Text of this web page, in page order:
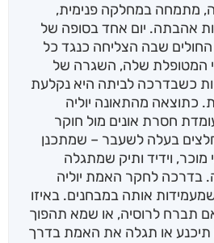
מתמחה במחלקה פנימית,
אהבתה. יום אחד בסופה של
שבה הצליחה כנגד כל
המטופלת שלה, השגרה של
כשבדרכה לביתה היא נקלעת
כתוצאה מהתאונה יוליה
חסרת אונים מול חוקר
בעלה לשעבר – שמתכנן
מוכר, וידיד ותיק שמתגלה
בדרכה לחקר האמת יוליה
אותה במבחנים. באיזו
תברח לרוסיה, או שמא תהפוך
או תגלה את האמת בדרך